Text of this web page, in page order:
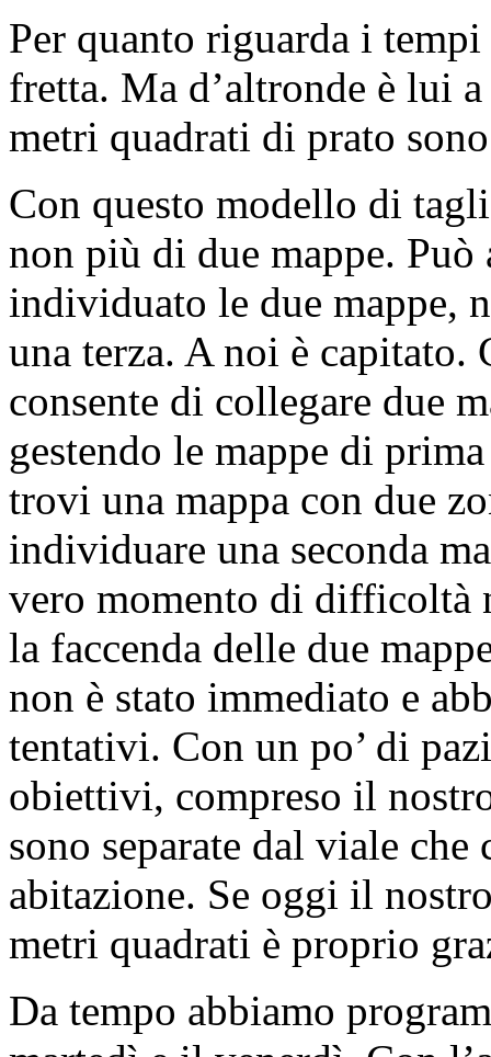
Per quanto riguarda i
fretta. Ma d’altronde è lui
metri quadrati di prato
Con questo modello di
non più di due mappe. Può
individuato le due mappe,
una terza. A noi è capitato.
consente di collegare due
gestendo le mappe di
trovi una mappa con due
individuare una seconda
vero momento di difficoltà
la faccenda delle due
non è stato immediato e
tentativi. Con un po’ di
obiettivi, compreso il
sono separate dal viale
abitazione. Se oggi il
metri quadrati è proprio
Da tempo abbiamo